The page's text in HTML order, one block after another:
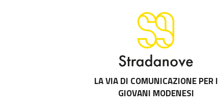
LA VIA DI COMUNICAZIONE PER I
GIOVANI MODENESI